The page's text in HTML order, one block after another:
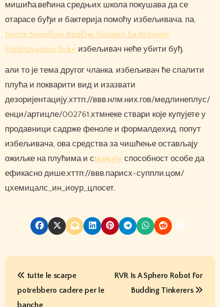
мишића.већина средњих школа покушава да се
отарасе буђи и бактерија помоћу избељивача. па,
1more Sonoflow Bežične Slušalice Sa Aktivnim
Poništavanjem Buke избељивач неће убити буђ.
али то је тема другог чланка. избељивач ће спалити
плућа и покварити вид и изазвати
дезоријентацију.хттп://ввв.нлм.них.гов/медлинеплус/
енци/артицле/002761.хтмнеке ствари које купујете у
продавници садрже феноле и формалдехид. попут
избељивача, ова средства за чишћење остављају
ожиљке на плућима и смањујуспособност особе да
ефикасно дише.хттп://ввв.парисх-суппли.цом/
цхемицалс_ин_иоур_цлосет.
P
tutte le scarpe
potrebbero cadere per le
banche
RVR Is A Sphero Robot For
Budding Tinkerers